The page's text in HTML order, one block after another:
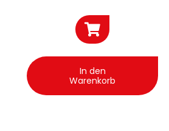
In den
Warenkorb